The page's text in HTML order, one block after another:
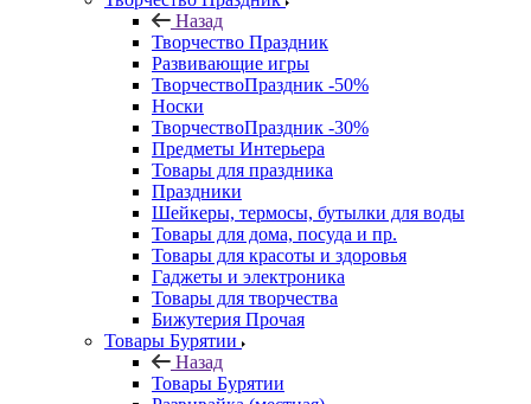
Назад
Творчество Праздник
Развивающие игры
ТворчествоПраздник -50%
Носки
ТворчествоПраздник -30%
Предметы Интерьера
Товары для праздника
Праздники
Шейкеры, термосы, бутылки для воды
Товары для дома, посуда и пр.
Товары для красоты и здоровья
Гаджеты и электроника
Товары для творчества
Бижутерия Прочая
Товары Бурятии
Назад
Товары Бурятии